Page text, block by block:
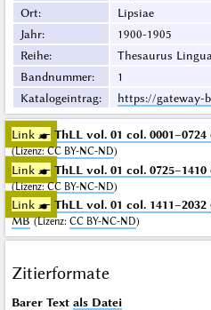
Ort:
Lipsiae
Jahr:
1900-1905
Reihe:
Thesaurus
Bandnummer:
1
Katalogeintrag: https://gateway-
Link ☛ ThLL vol. 01 col.
(Lizenz:CC BY-NC-ND)
Link ☛ ThLL vol. 01 col.
(Lizenz:CC BY-NC-ND)
Link ☛ ThLL vol. 01 col.
MB (Lizenz: CC BY-NC-ND)
Zitierformate
Barer Text als Datei